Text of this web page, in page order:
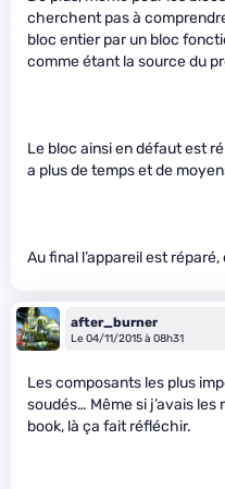
cherchent pas à
bloc entier par un bloc
comme étant la source du
Le bloc ainsi en défaut est
a plus de temps et de
Au final l’appareil est
after_burner
Le 04/11/2015 à 08h31
Les composants les plus
soudés… Même si j’avais
book, là ça fait réfléchir.